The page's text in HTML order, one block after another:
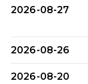
2026-08-27
2026-08-26
2026-08-20